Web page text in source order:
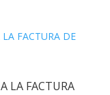
LA FACTURA